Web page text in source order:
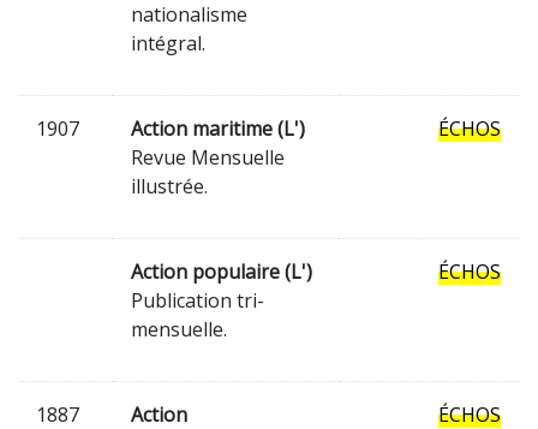
nationalisme
intégral.
1907
Action maritime (L')
Revue Mensuelle
illustrée.
ÉCHOS
Action populaire (L')
Publication tri-
mensuelle.
ÉCHOS
1887
Action
ÉCHOS